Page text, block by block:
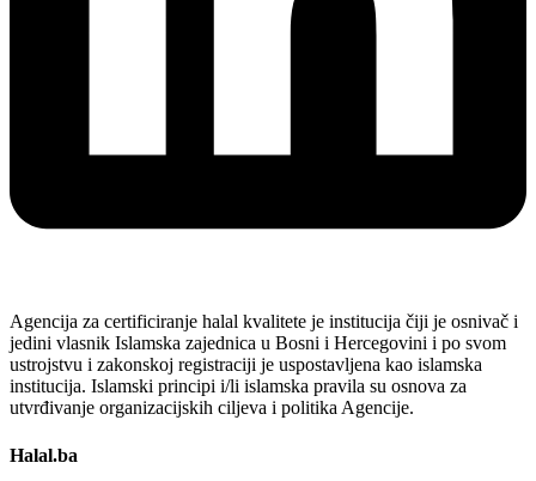
Agencija za certificiranje halal kvalitete je institucija čiji je osnivač i
jedini vlasnik Islamska zajednica u Bosni i Hercegovini i po svom
ustrojstvu i zakonskoj registraciji je uspostavljena kao islamska
institucija. Islamski principi i/li islamska pravila su osnova za
utvrđivanje organizacijskih ciljeva i politika Agencije.
Halal.ba